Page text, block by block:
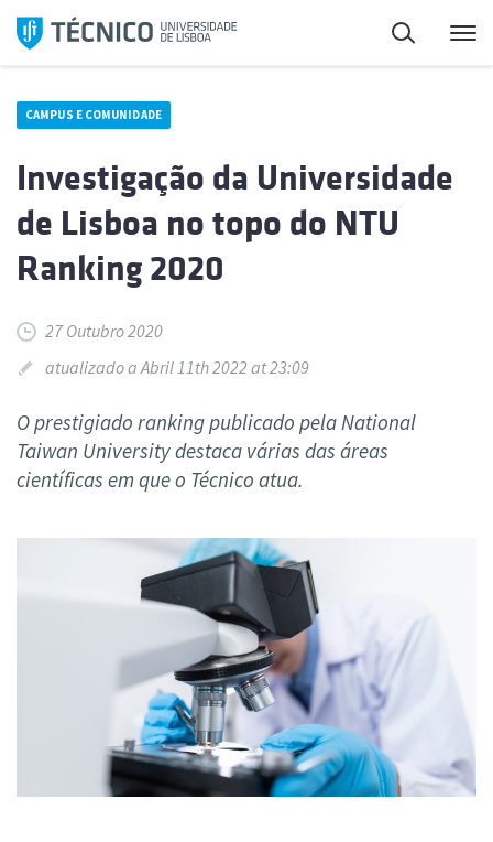
Saltar
para
Pesquisa
CAMPUS E COMUNIDADE
Investigação da Universidade
de Lisboa no topo do NTU
Ranking 2020
27 Outubro 2020
atualizado a Abril 11th 2022 at 23:09
O prestigiado ranking publicado pela National
Taiwan University destaca várias das áreas
científicas em que o Técnico atua.